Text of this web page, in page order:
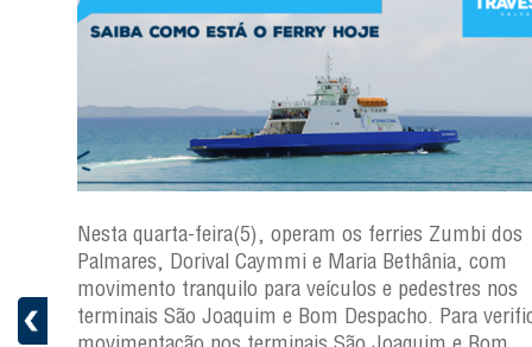
a
Nesta quarta-feira(5), operam os ferries Zumbi dos
Palmares, Dorival Caymmi e Maria Bethânia, com
movimento tranquilo para veículos e pedestres nos
terminais São Joaquim e Bom Despacho. Para